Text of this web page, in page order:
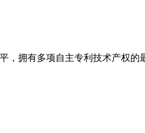
，拥有多项自主专利技术产权